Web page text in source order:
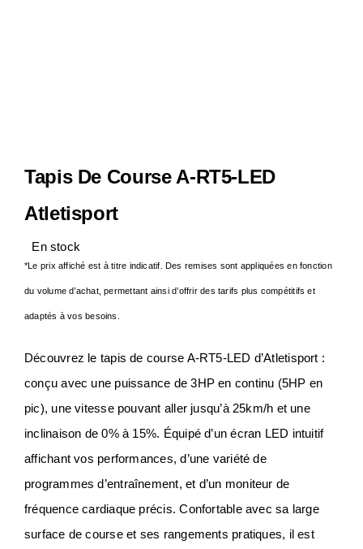
Tapis De Course A-RT5-LED
Atletisport
En stock
*Le prix affiché est à titre indicatif. Des remises sont appliquées en fonction
du volume d’achat, permettant ainsi d’offrir des tarifs plus compétitifs et
adaptés à vos besoins.
Découvrez le tapis de course A-RT5-LED d’Atletisport :
conçu avec une puissance de 3HP en continu (5HP en
pic), une vitesse pouvant aller jusqu’à 25km/h et une
inclinaison de 0% à 15%. Équipé d’un écran LED intuitif
affichant vos performances, d’une variété de
programmes d’entraînement, et d’un moniteur de
fréquence cardiaque précis. Confortable avec sa large
surface de course et ses rangements pratiques, il est